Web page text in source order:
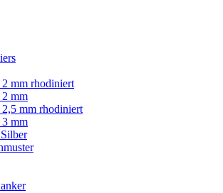
2 mm rhodiniert
2 mm
2,5 mm rhodiniert
3 mm